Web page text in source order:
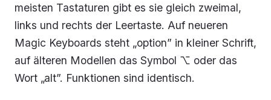
meisten Tastaturen gibt es sie gleich zweimal,
links und rechts der Leertaste. Auf neueren
Magic Keyboards steht „option” in kleiner Schrift,
auf älteren Modellen das Symbol ⌥ oder das
Wort „alt”. Funktionen sind identisch.